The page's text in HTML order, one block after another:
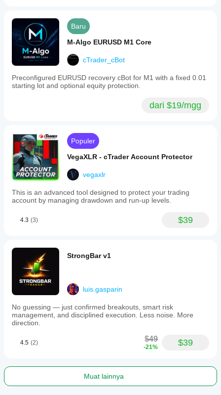
Baru
M-Algo EURUSD M1 Core
cTrader_cBot
Preconfigured EURUSD recovery cBot for M1 with a fixed 0.01
starting lot and optional equity protection.
dari $19/mgg
Populer
VegaXLR - cTrader Account Protector
vegaxlr
This is an advanced tool designed to protect your trading
account by managing drawdown and run-up levels.
4.3 (3) $39
StrongBar v1
luis.gasparin
No guessing — just confirmed breakouts, smart risk
management, and disciplined execution. Less noise. More
direction.
4.5 (2) $49
-21% $39
Muat lainnya